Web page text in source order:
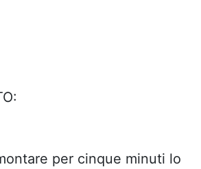
per cinque minuti lo